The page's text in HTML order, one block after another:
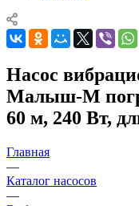
Насос
Малыш-М
60 м, 240 Вт,
Главная
—
Каталог насосов
—